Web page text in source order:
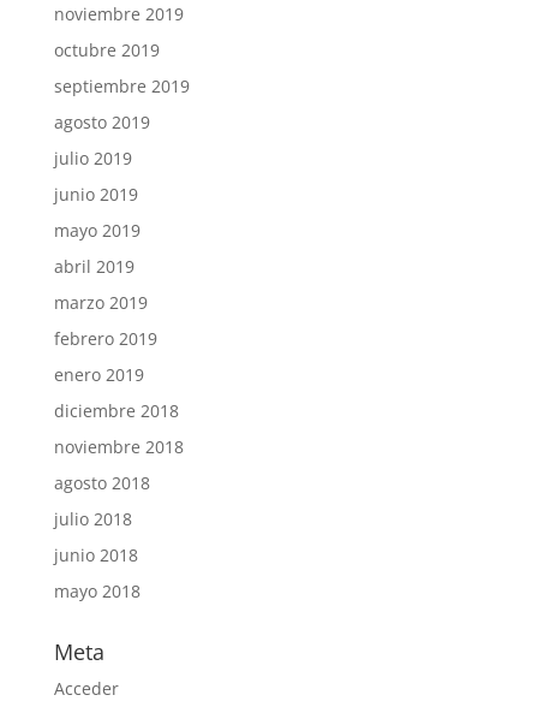
noviembre 2019
octubre 2019
septiembre 2019
agosto 2019
julio 2019
junio 2019
mayo 2019
abril 2019
marzo 2019
febrero 2019
enero 2019
diciembre 2018
noviembre 2018
agosto 2018
julio 2018
junio 2018
mayo 2018
Meta
Acceder